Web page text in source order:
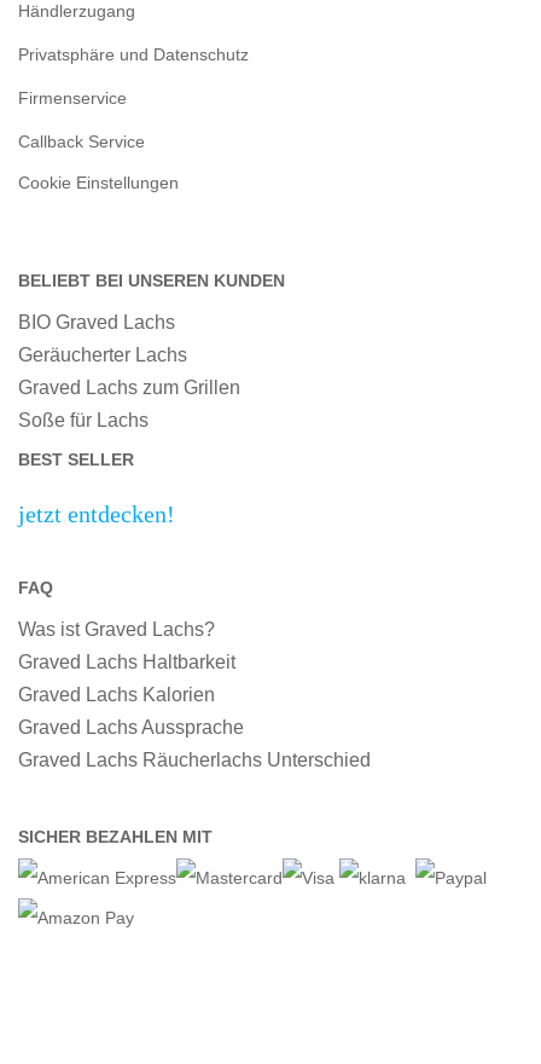
Händlerzugang
Privatsphäre und Datenschutz
Firmenservice
Callback Service
Cookie Einstellungen
BELIEBT BEI UNSEREN KUNDEN
BIO Graved Lachs
Geräucherter Lachs
Graved Lachs zum Grillen
Soße für Lachs
BEST SELLER
jetzt entdecken!
FAQ
Was ist Graved Lachs?
Graved Lachs Haltbarkeit
Graved Lachs Kalorien
Graved Lachs Aussprache
Graved Lachs Räucherlachs Unterschied
SICHER BEZAHLEN MIT